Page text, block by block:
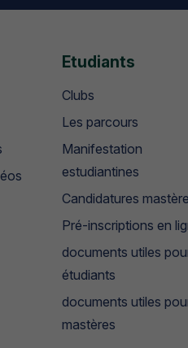
Etudiants
Clubs
Les parcours
Manifestation
estudiantines
Candidatures
Pré-inscriptions en
documents utiles
étudiants
documents utiles
mastères